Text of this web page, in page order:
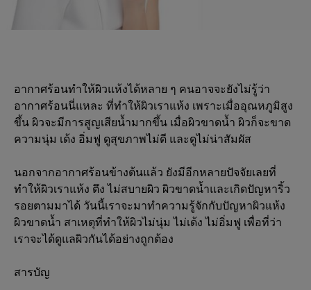
อากาศร้อนทำให้ผิวแห้งได้หลาย ๆ คนอาจจะยังไม่รู้ว่า
อากาศร้อนนี่แหละ ที่ทำให้ผิวเราแห้ง เพราะเมื่ออุณหภูมิสูง
ขึ้น ผิวจะมีการสูญเสียน้ำมากขึ้น เมื่อผิวขาดน้ำ ผิวก็จะขาด
ความนุ่ม เด้ง อิ่มฟู ดูสุขภาพไม่ดี และดูไม่น่าสัมผัส
นอกจากอากาศร้อนข้างต้นแล้ว ยังมีอีกหลายปัจจัยเลยที่
ทำให้ผิวเราแห้ง ตึง ไม่สบายผิว ผิวขาดน้ำและเกิดปัญหาริ้ว
รอยตามมาได้ วันนี้เราจะมาทำความรู้จักกับปัญหาผิวแห้ง
ผิวขาดน้ำ สาเหตุที่ทำให้ผิวไม่นุ่ม ไม่เด้ง ไม่อิ่มฟู เพื่อที่ว่า
เราจะได้ดูแลผิวกันได้อย่างถูกต้อง
สารบัญ